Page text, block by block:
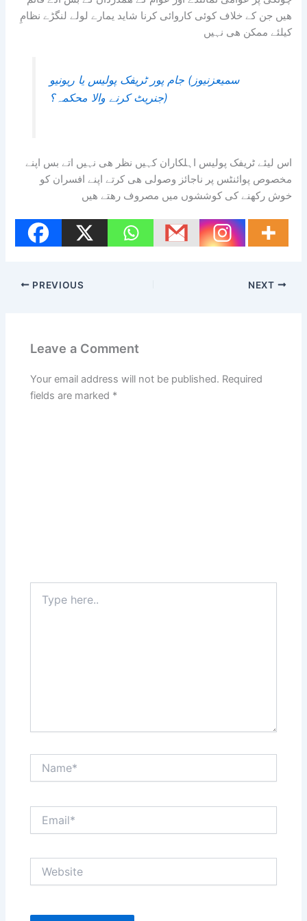
ھیں جن کے خلاف کوئی کاروائی کرنا شاید یمارے لولے لنگڑے نظامِ
کیلئے ممکن ھی نہیں
سمیعزنیوز) جام پور ٹریفک پولیس یا ریونیو
جنریٹ کرنے والا محکمہ؟)
اس لیئے ٹریفک پولیس اہلکاران کہیں نظر ھی نہیں اتے بس اپنے
مخصوص پوائنٹس پر ناجائز وصولی ھی کرتے اپنے افسران کو
خوش رکھنے کی کوششوں میں مصروف رھتے ھیں
PREVIOUS NEXT
Leave a Comment
Your email address will not be published. Required
fields are marked *
here..